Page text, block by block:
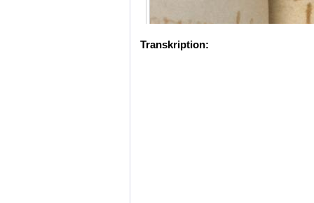
Transkription: